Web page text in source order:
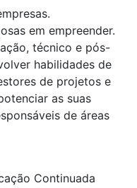
em empreender.
técnico e pós-
habilidades de
de projetos e
as suas
de áreas
Continuada